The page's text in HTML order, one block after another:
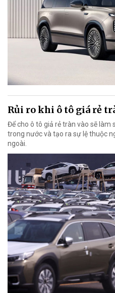
Rủi ro khi ô tô giá rẻ
Để cho ô tô giả rẻ tràn vào sẽ làm
trong nước và tạo ra sự lệ thuộc
ngoài.